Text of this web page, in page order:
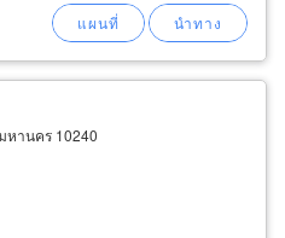
หานคร 10240